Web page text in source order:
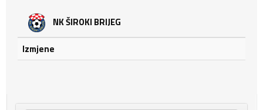
NK ŠIROKI BRIJEG
Izmjene